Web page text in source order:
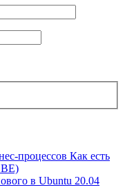
процессов Как есть
в Ubuntu 20.04